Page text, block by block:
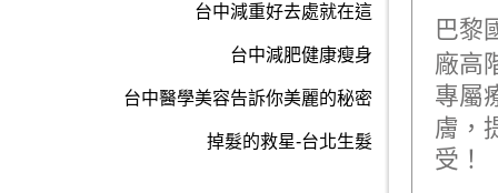
台中減重好去處就在這
台中減肥健康瘦身
台中醫學美容告訴你美麗的秘密
掉髮的救星-台北生髮
巴黎
廠高
專屬
膚，
受！